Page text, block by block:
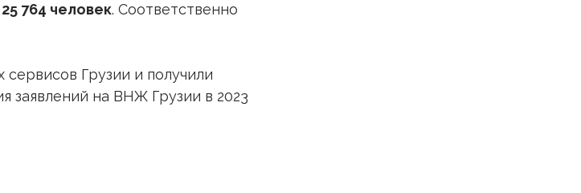
764 человек. Соответственно
Грузии и получили
заявлений на ВНЖ Грузии в 2023